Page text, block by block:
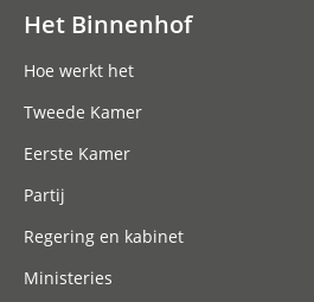
Het Binnenhof
Hoe werkt het
Tweede Kamer
Eerste Kamer
Partij
Regering en kabinet
Ministeries